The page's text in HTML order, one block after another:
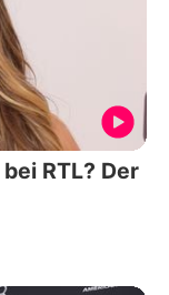
RTL? Der